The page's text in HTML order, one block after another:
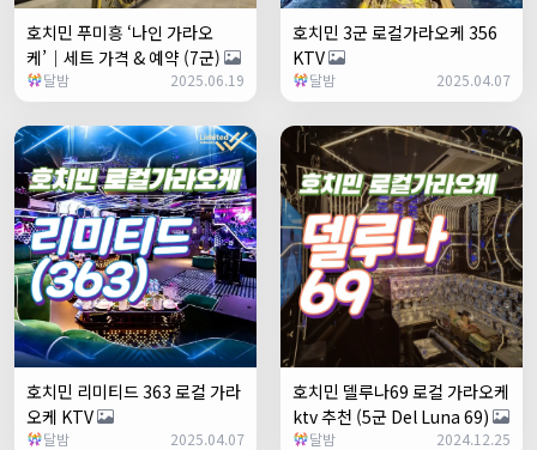
호치민 푸미흥 ‘나인 가라오
케’｜세트 가격 & 예약 (7군)
달밤 2025.06.19
호치민 3군 로컬가라오케 356
KTV
달밤 2025.04.07
호치민 리미티드 363 로컬 가라
오케 KTV
달밤 2025.04.07
호치민 델루나69 로컬 가라오케
ktv 추천 (5군 Del Luna 69)
달밤 2024.12.25